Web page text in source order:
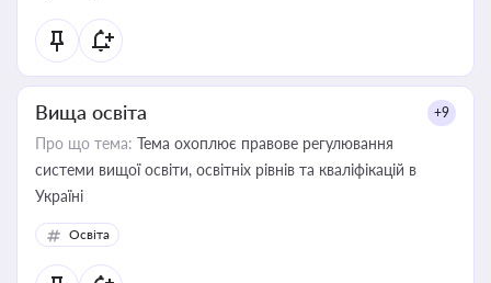
Вища освіта +9
Про що тема: Тема охоплює правове регулювання
системи вищої освіти, освітніх рівнів та кваліфікацій в
Україні
Освіта